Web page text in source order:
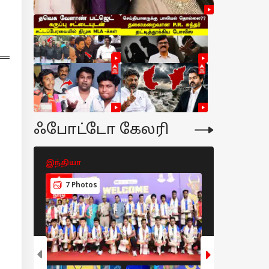
ஃபோட்டோ கேலரி
இந்தியா
7 Photos
மீது
அட்டாக்,
படிக்கணும்”
விஜய் பதிலடி